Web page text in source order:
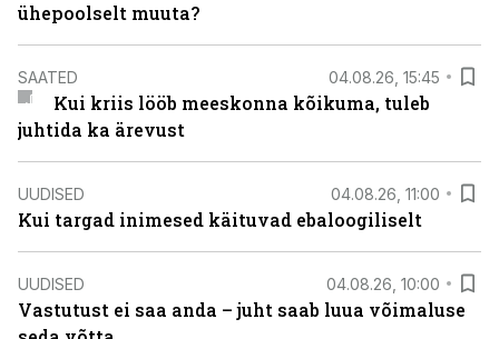
ühepoolselt muuta?
SAATED 04.08.26, 15:45
Kui kriis lööb meeskonna kõikuma, tuleb
juhtida ka ärevust
UUDISED 04.08.26, 11:00
Kui targad inimesed käituvad ebaloogiliselt
UUDISED 04.08.26, 10:00
Vastutust ei saa anda – juht saab luua võimaluse